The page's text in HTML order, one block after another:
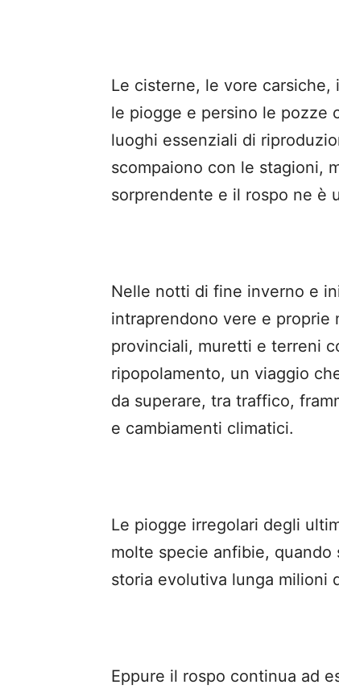
Le cisterne, le vore
le piogge e persino le pozze
luoghi essenziali di
scompaiono con le stagioni,
sorprendente e il rospo ne è
Nelle notti di fine inverno e
intraprendono vere e proprie
provinciali, muretti e terreni
ripopolamento, un viaggio
da superare, tra traffico,
e cambiamenti climatici.
Le piogge irregolari degli
molte specie anfibie, quando
storia evolutiva lunga milioni
Eppure il rospo continua ad